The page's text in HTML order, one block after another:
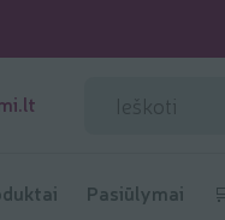
Pasiūlymai